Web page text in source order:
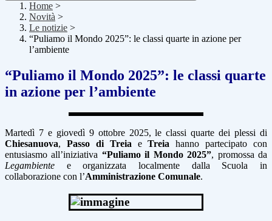
Home >
Novità >
Le notizie >
“Puliamo il Mondo 2025”: le classi quarte in azione per
l’ambiente
“Puliamo il Mondo 2025”: le classi quarte
in azione per l’ambiente
Martedì 7 e giovedì 9 ottobre 2025, le classi quarte dei plessi di
Chiesanuova, Passo di Treia eTreia hanno partecipato con
entusiasmo all’iniziativa “Puliamo il Mondo 2025”, promossa da
Legambiente e organizzata localmente dalla Scuola in
collaborazione con l’Amministrazione Comunale.